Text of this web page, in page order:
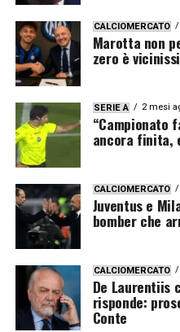
CALCIOMERCATO
Marotta non
zero è
SERIE A 2 mesi
“Campionato
ancora finita,
CALCIOMERCATO
Juventus e
bomber che
CALCIOMERCATO
De Laurentiis
risponde:
Conte